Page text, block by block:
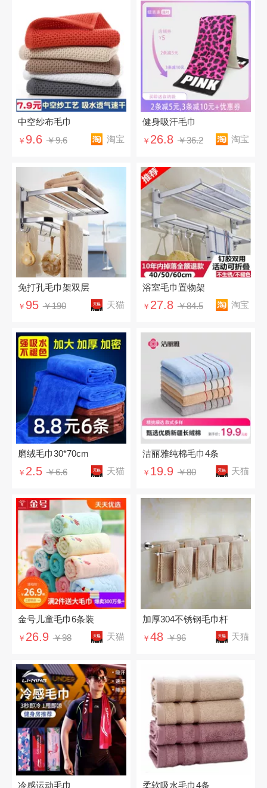
中空纱布毛巾
￥ 9.6 ￥9.6 淘宝
健身吸汗毛巾
￥ 26.8 ￥36.2 淘宝
免打孔毛巾架双层
￥ 95 ￥190 天猫
浴室毛巾置物架
￥ 27.8 ￥84.5 淘宝
磨绒毛巾30*70cm
￥ 2.5 ￥6.6 天猫
洁丽雅纯棉毛巾4条
￥ 19.9 ￥80 天猫
金号儿童毛巾6条装
￥ 26.9 ￥98 天猫
加厚304不锈钢毛巾杆
￥ 48 ￥96 天猫
冷感运动毛巾 柔软吸水毛巾4条